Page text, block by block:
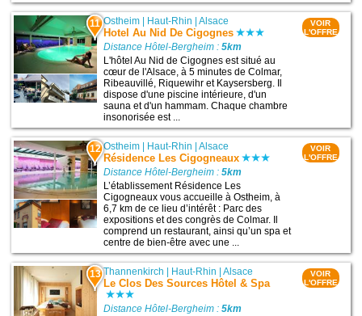
11 Ostheim | Haut-Rhin |Alsace
Hotel Au Nid De Cigognes
Distance Hôtel-Bergheim :5km
L'hôtel Au Nid de Cigognes est situé au
cœur de l'Alsace, à 5 minutes de Colmar,
Ribeauvillé, Riquewihr et Kaysersberg. Il
dispose d'une piscine intérieure, d'un
sauna et d'un hammam. Chaque chambre
insonorisée est ...
VOIR
L'OFFRE
12 Ostheim | Haut-Rhin |Alsace
Résidence Les Cigogneaux
Distance Hôtel-Bergheim :5km
L’établissement Résidence Les
Cigogneaux vous accueille à Ostheim, à
6,7 km de ce lieu d’intérêt : Parc des
expositions et des congrès de Colmar. Il
comprend un restaurant, ainsi qu’un spa et
centre de bien-être avec une ...
VOIR
L'OFFRE
13 Thannenkirch Haut-Rhin |Alsace
Le Clos Des Sources Hôtel & Spa
Distance Hôtel-Bergheim :5km
VOIR
L'OFFRE